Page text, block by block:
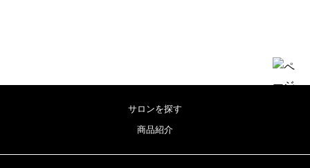
サロンを探す
商品紹介